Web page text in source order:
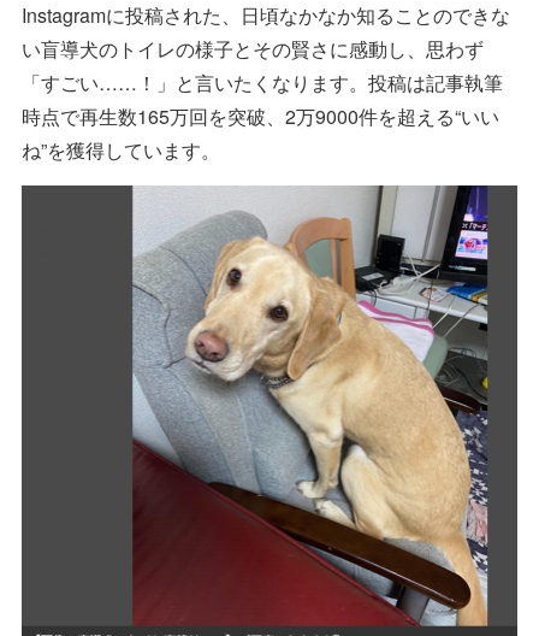
Instagramに投稿された、日頃なかなか知ることのできな
い盲導犬のトイレの様子とその賢さに感動し、思わず
「すごい……！」と言いたくなります。投稿は記事執筆
時点で再生数165万回を突破、2万9000件を超える“いい
ね”を獲得しています。